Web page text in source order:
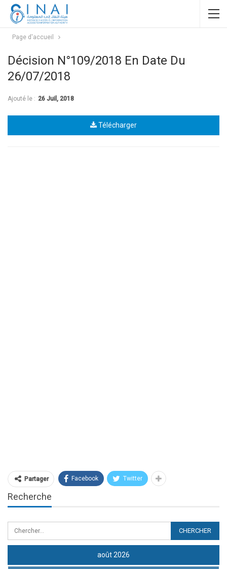
Page d'accueil
Décision N°109/2018 En Date Du
26/07/2018
Ajouté le : 26 Juil, 2018
Télécharger
Partager Facebook Twitter
Recherche
août 2026